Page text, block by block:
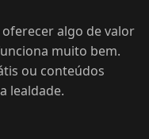
algo de valor
muito bem.
ou conteúdos
lealdade.